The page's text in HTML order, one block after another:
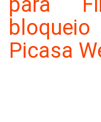
Picasa